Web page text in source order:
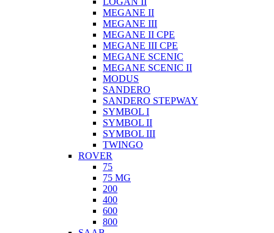
MEGANE II
MEGANE III
MEGANE II CPE
MEGANE III CPE
MEGANE SCENIC
MEGANE SCENIC II
MODUS
SANDERO
SANDERO STEPWAY
SYMBOL I
SYMBOL II
SYMBOL III
TWINGO
ROVER
75
75 MG
200
400
600
800